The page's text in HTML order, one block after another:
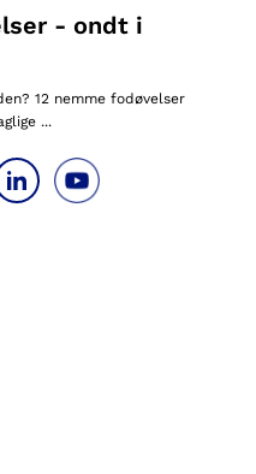
- ondt i
12 nemme fodøvelser
...